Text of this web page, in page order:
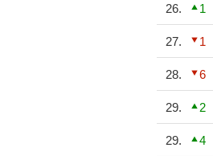
26. 1
27. 1
28. 6
29. 2
29. 4